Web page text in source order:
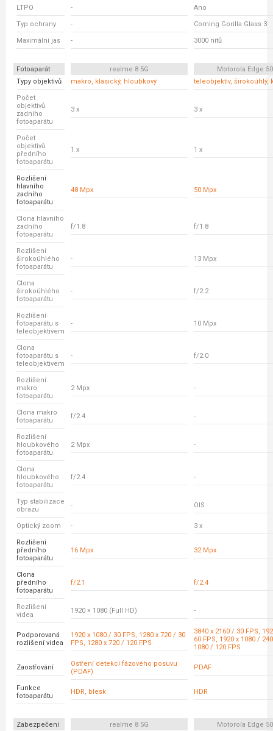
LTPO - Ano
Typ ochrany - Corning Gorilla Glass 3
Maximální jas - 3000 nitů
Fotoaparát realme 8 5G
Motorola Edge
Typy objektivů
makro, klasický, hloubkový teleobjektiv, širokoúhlý,
Počet
objektivů
zadního
fotoaparátu
3 x 3 x
Počet
objektivů
předního
fotoaparátu
1 x 1 x
Rozlišení
hlavního
zadního
fotoaparátu
48 Mpx 50 Mpx
Clona hlavního
zadního
fotoaparátu
f/1.8 f/1.8
Rozlišení
širokoúhlého
fotoaparátu
- 13 Mpx
Clona
širokoúhlého
fotoaparátu
- f/2.2
Rozlišení
fotoaparátu s
teleobjektivem
- 10 Mpx
Clona
fotoaparátu s
teleobjektivem
- f/2.0
Rozlišení
makro
fotoaparátu
2 Mpx -
Clona makro
fotoaparátu
f/2.4 -
Rozlišení
hloubkového
fotoaparátu
2 Mpx -
Clona
hloubkového
fotoaparátu
f/2.4 -
Typ stabilizace
obrazu
- OIS
Optický zoom - 3 x
Rozlišení
předního
fotoaparátu
16 Mpx 32 Mpx
Clona
předního
fotoaparátu
f/2.1 f/2.4
Rozlišení
videa
1920 × 1080 (Full HD) -
Podporovaná
rozlišení videa
1920 x 1080 / 30 FPS, 1280 x 720 / 30
FPS, 1280 x 720 / 120 FPS
3840 x 2160 / 30 FPS,
60 FPS, 1920 x 1080 /
1080 / 120 FPS
Zaostřování
Ostření detekcí fázového posuvu
(PDAF)
PDAF
Funkce
fotoaparátu
HDR, blesk HDR
Zabezpečení realme 8 5G
Motorola Edge